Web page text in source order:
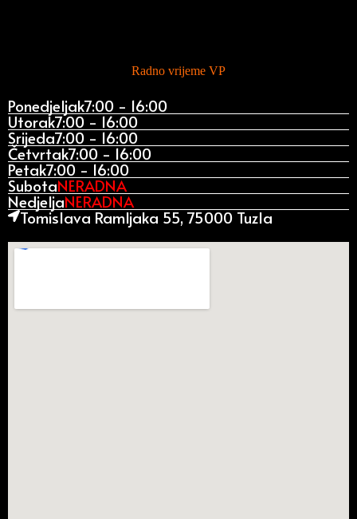
Radno vrijeme VP
Ponedjeljak7:00 - 16:00
Utorak7:00 - 16:00
Srijeda7:00 - 16:00
Četvrtak7:00 - 16:00
Petak7:00 - 16:00
SubotaNERADNA
NedjeljaNERADNA
Tomislava Ramljaka 55, 75000 Tuzla